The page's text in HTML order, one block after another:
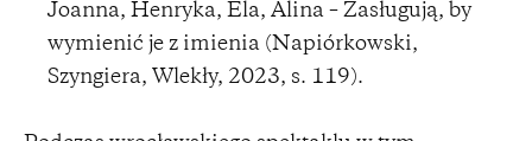
Joanna, Henryka, Ela, Alina – Zasługują, by
wymienić je z imienia (Napiórkowski,
Szyngiera, Wlekły, 2023, s. 119).